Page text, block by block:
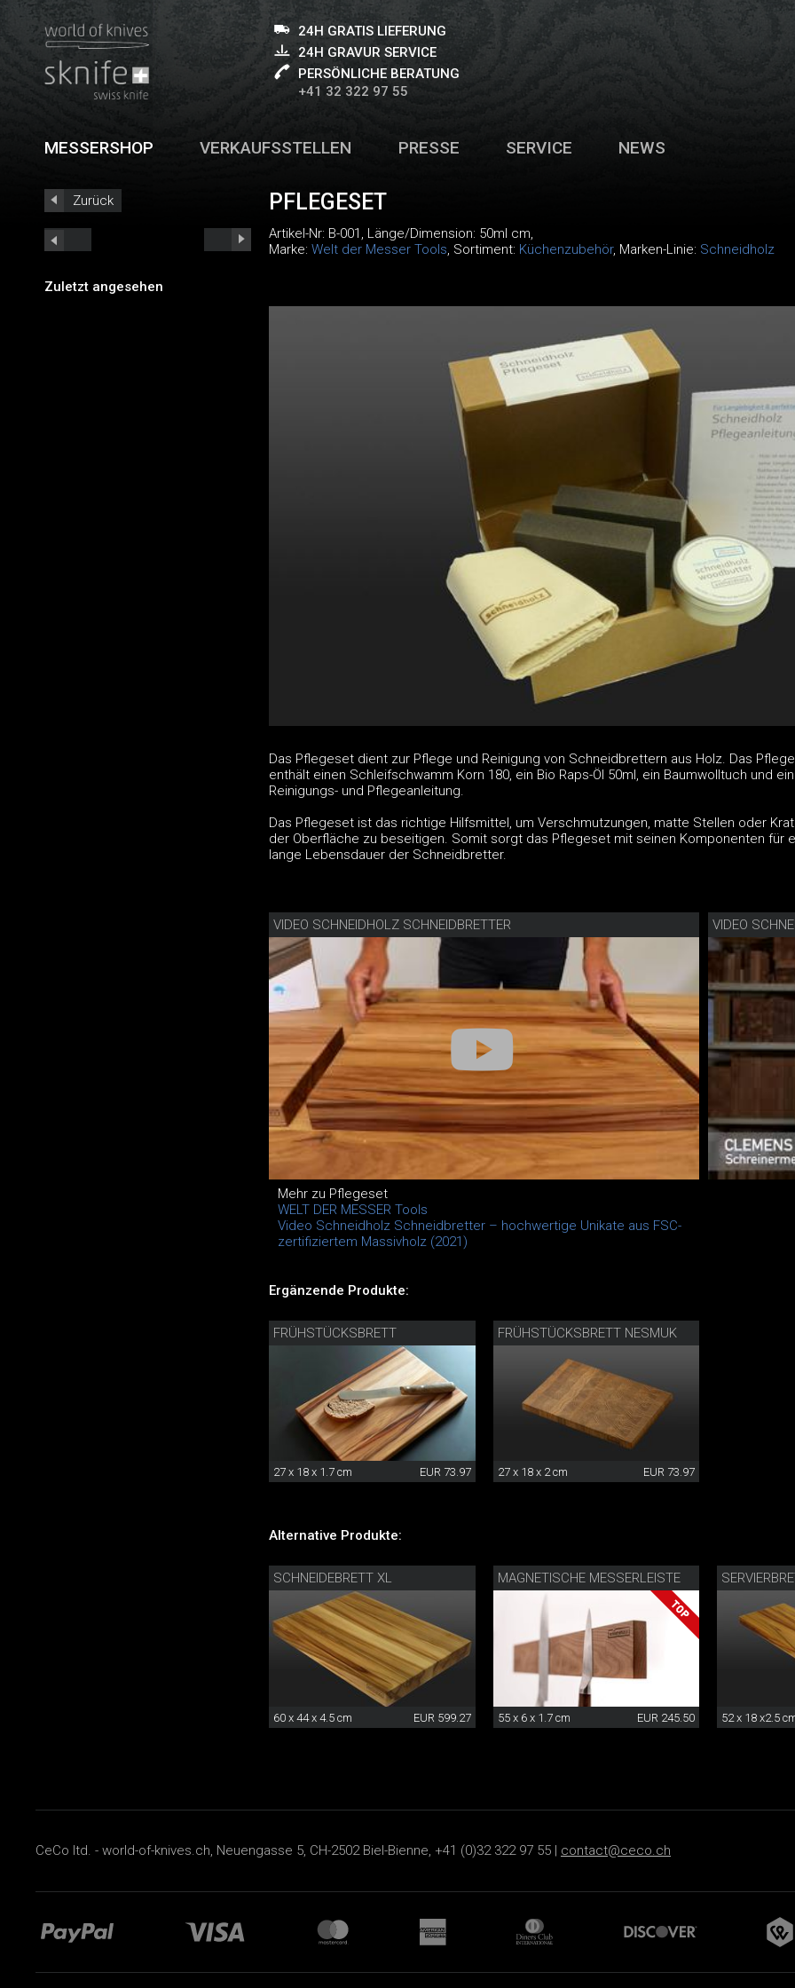
24H GRATIS LIEFERUNG
24H GRAVUR SERVICE
PERSÖNLICHE BERATUNG
+41 32 322 97 55
MESSERSHOP VERKAUFSSTELLEN PRESSE SERVICE NEWS
Zurück
Zuletzt angesehen
PFLEGESET
Artikel-Nr: B-001 , Länge/Dimension: 50ml cm,
Marke: Welt der Messer Tools, Sortiment: Küchenzubehör, Marken-Linie: Schneidholz
Das Pflegeset dient zur Pflege und Reinigung von Schneidbrettern aus Holz. Das
enthält einen Schleifschwamm Korn 180, ein Bio Raps-Öl 50ml, ein Baumwolltuch und
Reinigungs- und Pflegeanleitung.
Das Pflegeset ist das richtige Hilfsmittel, um Verschmutzungen, matte Stellen oder
der Oberfläche zu beseitigen. Somit sorgt das Pflegeset mit seinen Komponenten für
lange Lebensdauer der Schneidbretter.
VIDEO SCHNEIDHOLZ SCHNEIDBRETTER
Mehr zu Pflegeset
WELT DER MESSER Tools
Video Schneidholz Schneidbretter – hochwertige Unikate aus FSC-
zertifiziertem Massivholz (2021)
Ergänzende Produkte:
FRÜHSTÜCKSBRETT
27 x 18 x 1.7 cm EUR 73.97
FRÜHSTÜCKSBRETT NESMUK
27 x 18 x 2 cm EUR 73.97
Alternative Produkte:
SCHNEIDEBRETT XL
60 x 44 x 4.5 cm EUR 599.27
MAGNETISCHE MESSERLEISTE
55 x 6 x 1.7 cm EUR 245.50 52 x 18 x2.5
CeCo ltd. - world-of-knives.ch, Neuengasse 5, CH-2502 Biel-Bienne, +41 (0)32 322 97 55 | contact@ceco.ch